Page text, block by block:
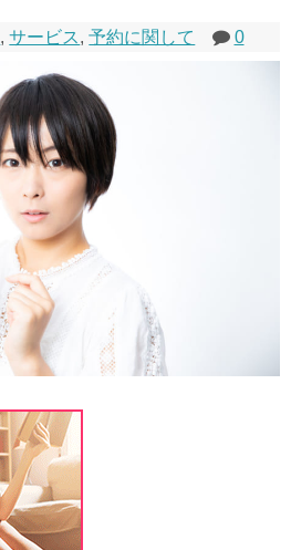
,サービス,予約に関して 0